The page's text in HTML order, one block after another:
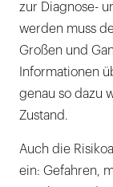
zur Diagnose-
werden muss
Großen und
Informationen
genau so dazu
Zustand.
Auch die
ein: Gefahren,